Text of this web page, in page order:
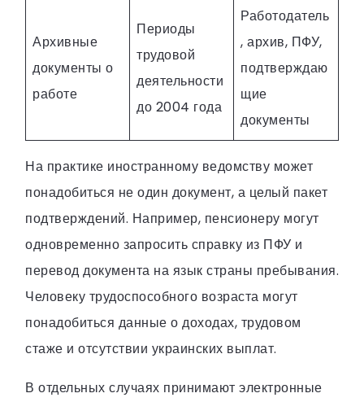
Архивные
документы о
работе
Периоды
трудовой
деятельности
до 2004 года
Работодатель
, архив, ПФУ,
подтверждаю
щие
документы
На практике иностранному ведомству может
понадобиться не один документ, а целый пакет
подтверждений. Например, пенсионеру могут
одновременно запросить справку из ПФУ и
перевод документа на язык страны пребывания.
Человеку трудоспособного возраста могут
понадобиться данные о доходах, трудовом
стаже и отсутствии украинских выплат.
В отдельных случаях принимают электронные